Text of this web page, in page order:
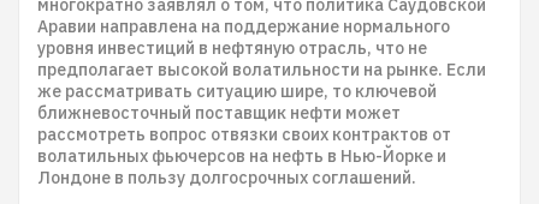
многократно заявлял о том, что политика Саудовской
Аравии направлена на поддержание нормального
уровня инвестиций в нефтяную отрасль, что не
предполагает высокой волатильности на рынке. Если
же рассматривать ситуацию шире, то ключевой
ближневосточный поставщик нефти может
рассмотреть вопрос отвязки своих контрактов от
волатильных фьючерсов на нефть в Нью-Йорке и
Лондоне в пользу долгосрочных соглашений.